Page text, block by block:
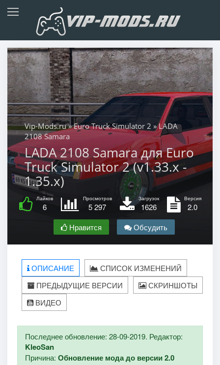
Vip-Mods.ru»Euro Truck Simulator 2 » LADA
2108 Samara
LADA 2108 Samara для Euro
Truck Simulator 2 (v1.33.x -
1.35.x)
Лайков
6
Просмотров
5 297
Загрузок
1626
Версия
2.0
Нравится
Обсудить
ОПИСАНИЕ
СПИСОК ИЗМЕНЕНИЙ
ПРЕДЫДУЩИЕ ВЕРСИИ
СКРИНШОТЫ
ВИДЕО
Последнее обновление: 28-09-2019. Редактор:
KleoSan
Причина: Обновление мода до версии 2.0